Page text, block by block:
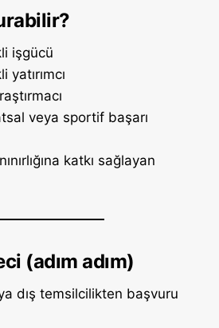
işgücü
veya sportif başarı
katkı sağlayan
(adım adım)
dış temsilcilikten başvuru